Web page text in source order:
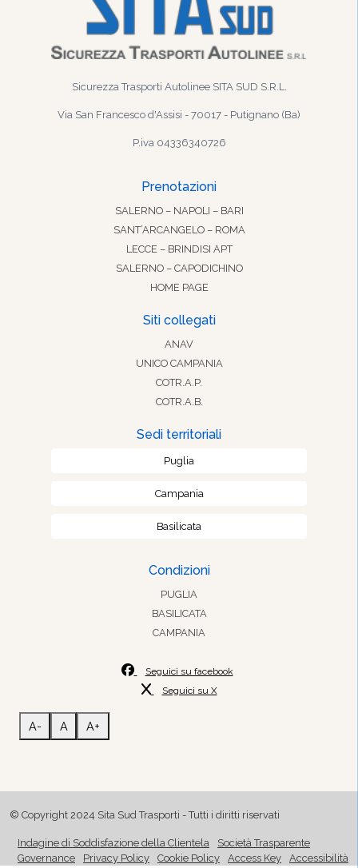
Sicurezza Trasporti Autolinee SITA SUD S.R.L.
Via San Francesco d'Assisi - 70017 - Putignano (Ba)
P.iva 04336340726
Prenotazioni
SALERNO – NAPOLI – BARI
SANT’ARCANGELO – ROMA
LECCE – BRINDISI APT
SALERNO – CAPODICHINO
HOME PAGE
Siti collegati
ANAV
UNICO CAMPANIA
COTR.A.P.
COTR.A.B.
Sedi territoriali
Puglia
Campania
Basilicata
Condizioni
PUGLIA
BASILICATA
CAMPANIA
Seguici su facebook
Seguici su X
A- A A+
© Copyright 2024 Sita Sud Trasporti - Tutti i diritti riservati
Indagine di Soddisfazione della Clientela
Società Trasparente
Governance
Privacy Policy Cookie Policy Access Key Accessibilità